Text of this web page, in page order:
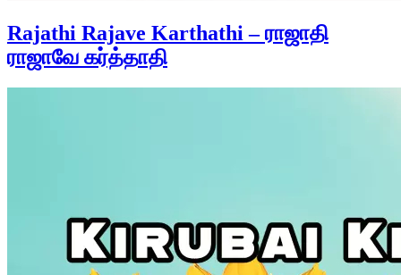
Rajathi Rajave Karthathi – ராஜாதி
ராஜாவே கர்த்தாதி